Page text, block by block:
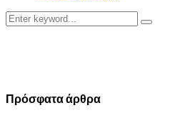
Search
for:
Search
Πρόσφατα άρθρα